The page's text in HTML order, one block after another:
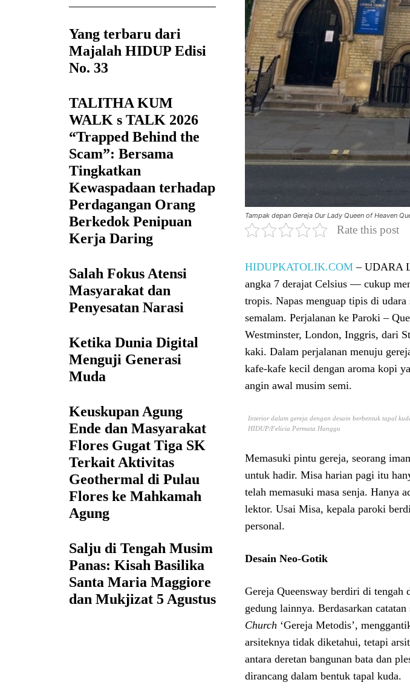
Yang terbaru dari
Majalah HIDUP Edisi
No. 33
TALITHA KUM
WALK s TALK 2026
“Trapped Behind the
Scam”: Bersama
Tingkatkan
Kewaspadaan terhadap
Perdagangan Orang
Berkedok Penipuan
Kerja Daring
Salah Fokus Atensi
Masyarakat dan
Penyesatan Narasi
Ketika Dunia Digital
Menguji Generasi
Muda
Keuskupan Agung
Ende dan Masyarakat
Flores Gugat Tiga SK
Terkait Aktivitas
Geothermal di Pulau
Flores ke Mahkamah
Agung
Salju di Tengah Musim
Panas: Kisah Basilika
Santa Maria Maggiore
dan Mukjizat 5 Agustus
Tampak depan Gereja Our Lady Queen of Heaven
Rate this post
HIDUPKATOLIK.COM – UDARA
angka 7 derajat Celsius — cukup
tropis. Napas menguap tipis di
semalam. Perjalanan ke Paroki –
Westminster, London, Inggris, dari
kaki. Dalam perjalanan menuju
kafe-kafe kecil dengan aroma kopi
angin awal musim semi.
Interior dalam gereja dengan desain berbentuk tapal
HIDUP/Felicia Permata Hanggu
Memasuki pintu gereja, seorang
untuk hadir. Misa harian pagi itu
telah memasuki masa senja. Hanya
lektor. Usai Misa, kepala paroki
personal.
Desain Neo-Gotik
Gereja Queensway berdiri di tengah
gedung lainnya. Berdasarkan
Church ‘Gereja Metodis’,
arsiteknya tidak diketahui, tetapi
antara deretan bangunan bata dan
dirancang dalam bentuk tapal kuda.